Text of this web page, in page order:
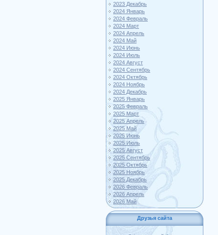
2023 Декабрь
2024 Январь
2024 Февраль
2024 Март
2024 Апрель
2024 Май
2024 Июнь
2024 Июль
2024 Август
2024 Сентябрь
2024 Октябрь
2024 Ноябрь
2024 Декабрь
2025 Январь
2025 Февраль
2025 Март
2025 Апрель
2025 Май
2025 Июнь
2025 Июль
2025 Август
2025 Сентябрь
2025 Октябрь
2025 Ноябрь
2025 Декабрь
2026 Февраль
2026 Апрель
2026 Май
Друзья сайта